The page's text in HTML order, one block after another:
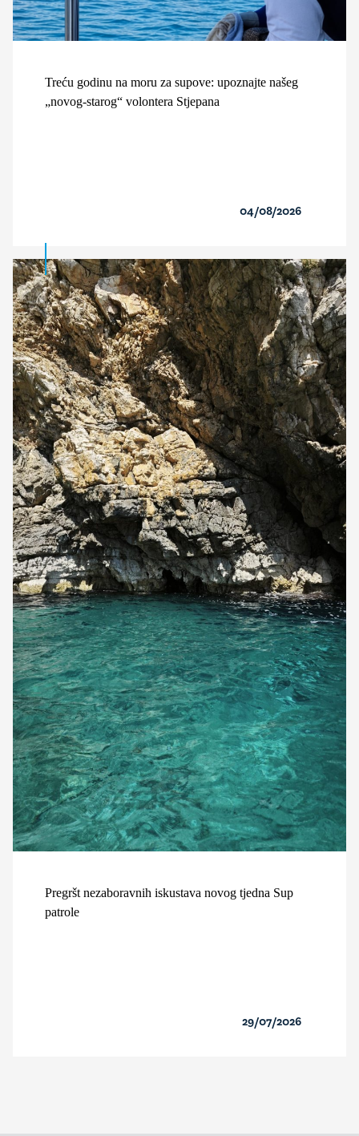
Treću godinu na moru za supove: upoznajte našeg
„novog-starog“ volontera Stjepana
04/08/2026
Pregršt nezaboravnih iskustava novog tjedna Sup
patrole
29/07/2026